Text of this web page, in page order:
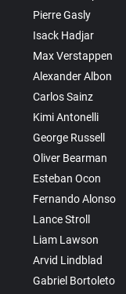
Pierre Gasly
Isack Hadjar
Max Verstappen
Alexander Albon
Carlos Sainz
Kimi Antonelli
George Russell
Oliver Bearman
Esteban Ocon
Fernando Alonso
Lance Stroll
Liam Lawson
Arvid Lindblad
Gabriel Bortoleto